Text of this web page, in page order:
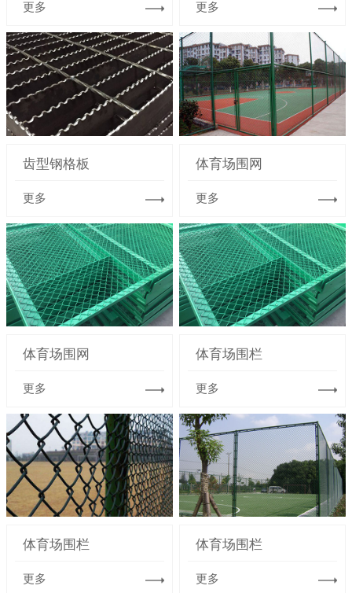
更多 更多
齿型钢格板
更多
体育场围网
更多
体育场围网
更多
体育场围栏
更多
体育场围栏
更多
体育场围栏
更多